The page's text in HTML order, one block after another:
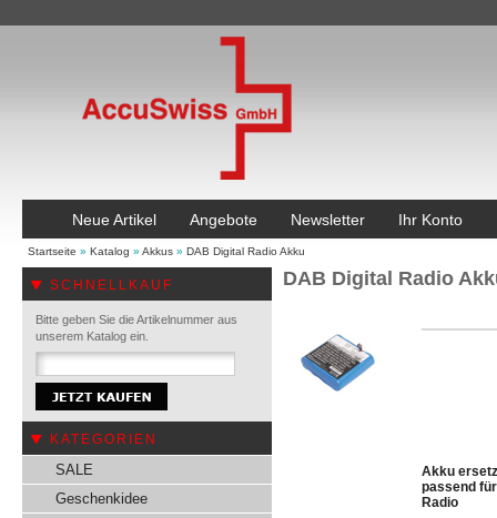
Neue Artikel Angebote Newsletter Ihr Konto
Startseite » Katalog » Akkus » DAB Digital Radio Akku
SCHNELLKAUF
Bitte geben Sie die Artikelnummer aus
unserem Katalog ein.
KATEGORIEN
SALE
Geschenkidee
DAB Digital Radio
Akku
passend
Radio